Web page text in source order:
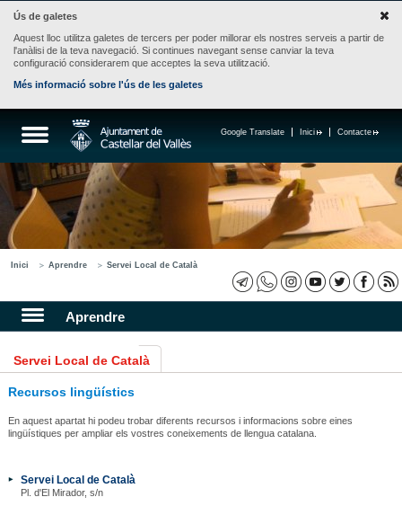
Ús de galetes
Aquest lloc utilitza galetes de tercers per poder millorar els nostres serveis a partir de
l'anàlisi de la teva navegació. Si continues navegant sense canviar la teva
configuració considerarem que acceptes la seva utilització.
Més informació sobre l'ús de les galetes
Contacte
Inici
Google Translate
Inici Aprendre Servei Local de Català
Aprendre
Servei Local de Català
Recursos lingüístics
En aquest apartat hi podeu trobar diferents recursos i informacions sobre eines
lingüístiques per ampliar els vostres coneixements de llengua catalana.
Servei Local de Català
Pl. d'El Mirador, s/n